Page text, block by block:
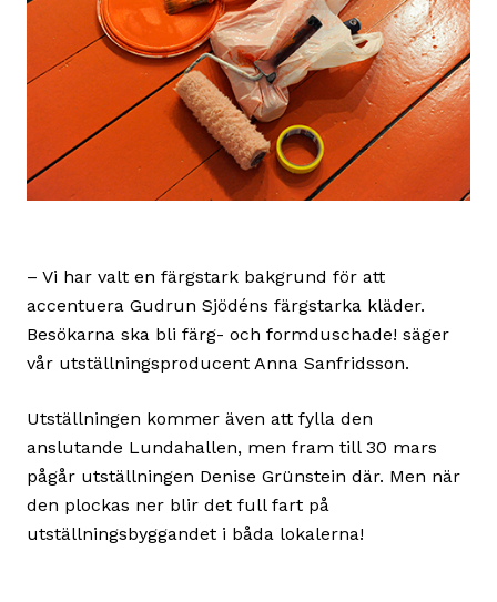
– Vi har valt en färgstark bakgrund för att
accentuera Gudrun Sjödéns färgstarka kläder.
Besökarna ska bli färg- och formduschade! säger
vår utställningsproducent Anna Sanfridsson.
Utställningen kommer även att fylla den
anslutande Lundahallen, men fram till 30 mars
pågår utställningen Denise Grünstein där. Men när
den plockas ner blir det full fart på
utställningsbyggandet i båda lokalerna!